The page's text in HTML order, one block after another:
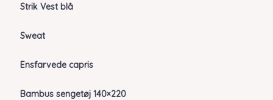
Strik Vest blå
Sweat
Ensfarvede capris
Bambus sengetøj 140×220